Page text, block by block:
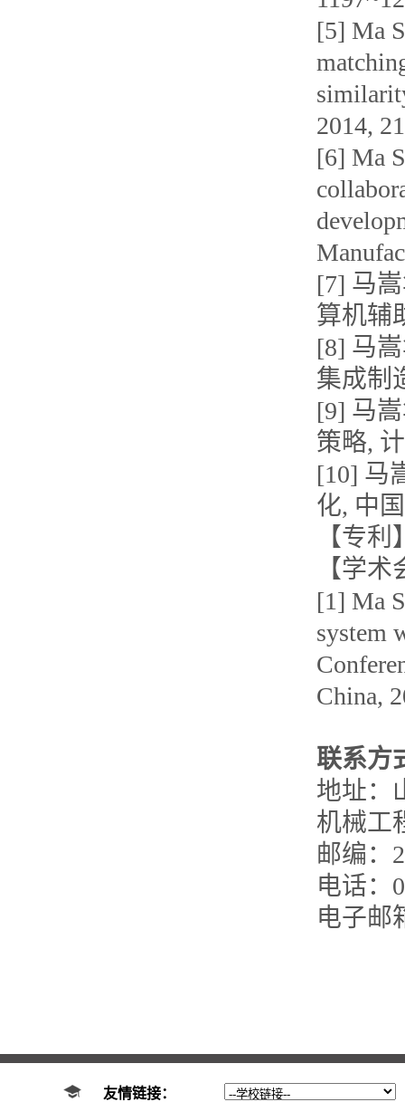
[5] Ma
2014,
[6] Ma
[7] 马
算机辅
[8] 马
集成制
[9] 马
策略,
[10] 马
化, 中
【专利
【学
[1] Ma
system
China,
联系方
地址：
机械工
邮编：
电话：
电子邮
友情链接：